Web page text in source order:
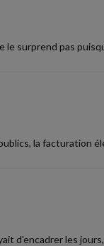
surprend pas
la facturation
d'encadrer les